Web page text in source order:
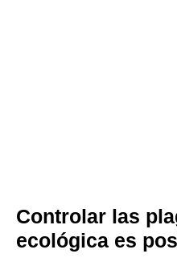
Controlar las
ecológica es